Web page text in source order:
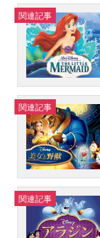
関連記事
関連記事
関連記事